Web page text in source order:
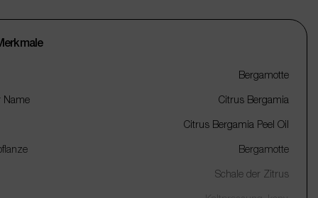
Bergamotte
Name Citrus Bergamia
Citrus Bergamia Peel Oil
Bergamotte
Schale der Zitrus